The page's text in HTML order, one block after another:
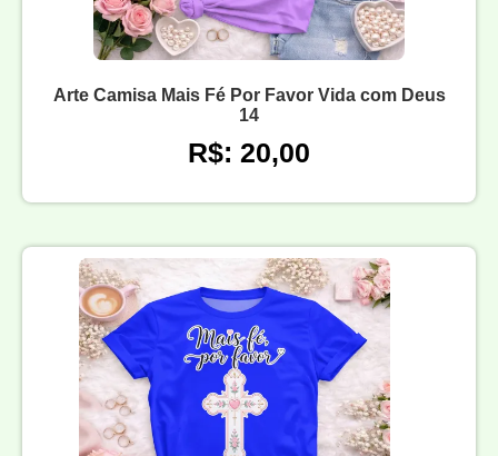
Arte Camisa Mais Fé Por Favor Vida com Deus
14
R$: 20,00